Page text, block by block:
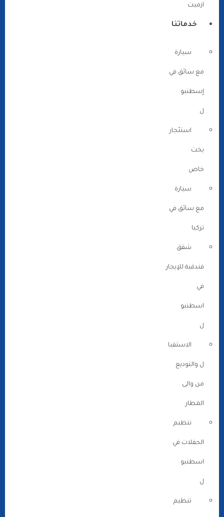
ازميت
خدماتنا
سيارة
مع سائق في
إسطنبو
ل
استئجار
يخت
خاص
سيارة
مع سائق في
تركيا
شقق
فندقية للإيجار
في
اسطنبو
ل
الاستقبا
ل والتوديع
من والى
المطار
تنظيم
الحفلات في
اسطنبو
ل
تنظيم